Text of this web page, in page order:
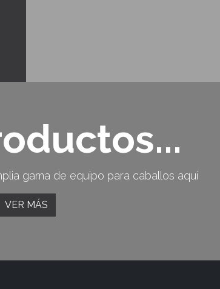
gama de equipo para caballos aquí
VER MÁS